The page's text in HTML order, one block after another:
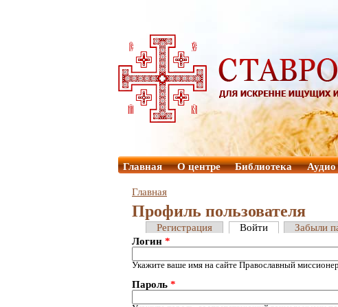
Главная О центре Библиотека Аудио
Главная
Профиль пользователя
Регистрация Войти
Забыли
Логин *
Укажите ваше имя на сайте Православный
Пароль *